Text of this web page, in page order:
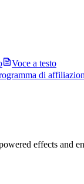
Voce a testo
di
effects and